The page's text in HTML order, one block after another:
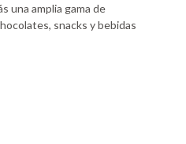
una amplia gama de
snacks y bebidas